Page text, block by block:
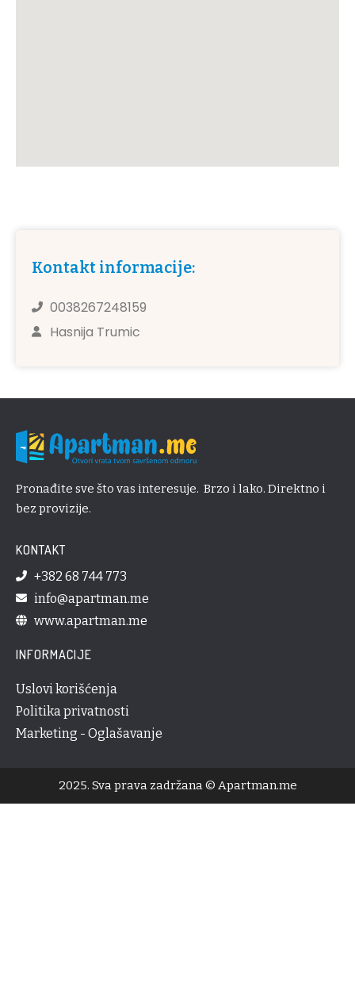
Kontakt informacije:
0038267248159
Hasnija Trumic
Pronađite sve što vas interesuje. Brzo i lako. Direktno i
bez provizije.
KONTAKT
+382 68 744 773
info@apartman.me
www.apartman.me
INFORMACIJE
Uslovi korišćenja
Politika privatnosti
Marketing - Oglašavanje
2025. Sva prava zadržana © Apartman.me